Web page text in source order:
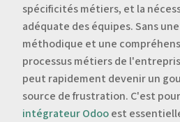
spécificités métiers, et la
adéquate des équipes. Sans
méthodique et une
processus métiers de
peut rapidement devenir un
source de frustration. C'est
intégrateur Odooest